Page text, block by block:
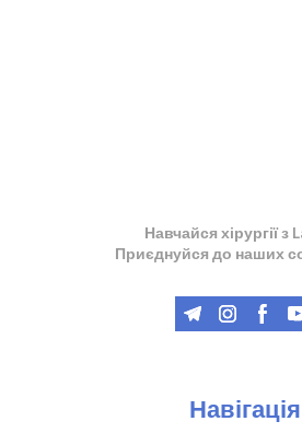
Навчайся хірургії з
Приєднуйся до наших
Навігація